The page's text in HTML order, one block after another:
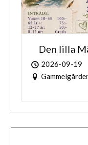
Den lilla
2026-09-19